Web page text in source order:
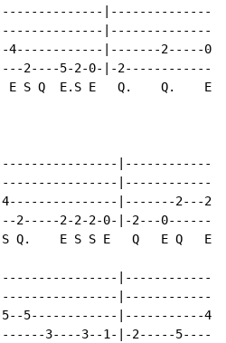
4------------|-------2-----0-
2----5-2-0-|-
E S Q  E.S E   Q.    Q.    E
|-------2---
2-----2-2-2-0-|-2---
Q.    E S S E   Q   E Q   E
5--5------------|-----------4-
3----3--1-|-2-----